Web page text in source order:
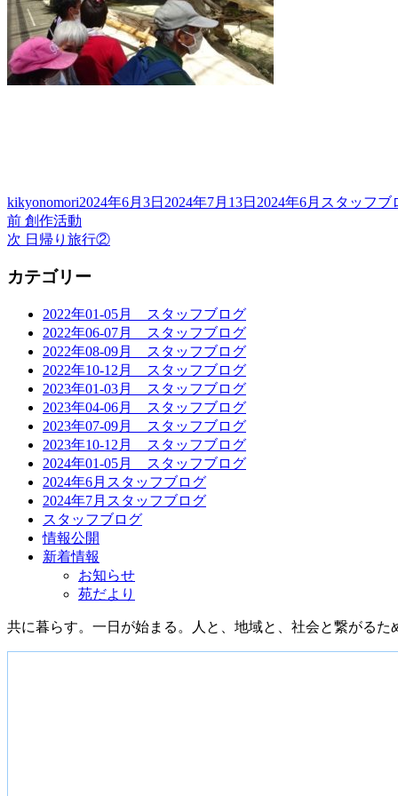
投
稿
者
kikyonomori投
稿
日:
2024年6月3日 2024年7月13日 カ
2024年6月スタッフブ
投
稿
ナ
前 前
の
稿:
創作活動
次 次
投
日帰り旅行②
カテゴリー
2022年01-05月 スタッフブログ
2022年06-07月 スタッフブログ
2022年08-09月 スタッフブログ
2022年10-12月 スタッフブログ
2023年01-03月 スタッフブログ
2023年04-06月 スタッフブログ
2023年07-09月 スタッフブログ
2023年10-12月 スタッフブログ
2024年01-05月 スタッフブログ
2024年6月スタッフブログ
2024年7月スタッフブログ
スタッフブログ
情報公開
新着情報
お知らせ
苑だより
共に暮らす。一日が始まる。 人と、地域と、社会と繋がるた